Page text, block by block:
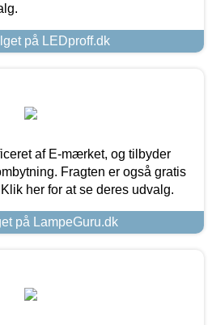
på LEDproff.dk
af E-mærket, og tilbyder
Fragten er også gratis
her for at se deres udvalg.
på LampeGuru.dk